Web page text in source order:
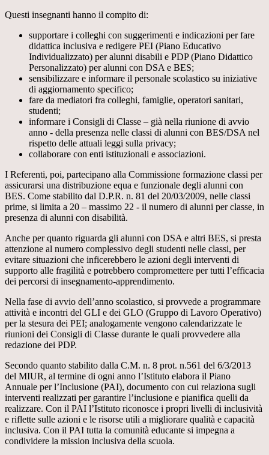
Questi insegnanti hanno il compito di:
supportare i colleghi con suggerimenti e indicazioni per fare
didattica inclusiva e redigere PEI (Piano Educativo
Individualizzato) per alunni disabili e PDP (Piano Didattico
Personalizzato) per alunni con DSA e BES;
sensibilizzare e informare il personale scolastico su iniziative
di aggiornamento specifico;
fare da mediatori fra colleghi, famiglie, operatori sanitari,
studenti;
informare i Consigli di Classe – già nella riunione di avvio
anno - della presenza nelle classi di alunni con BES/DSA nel
rispetto delle attuali leggi sulla privacy;
collaborare con enti istituzionali e associazioni.
I Referenti, poi, partecipano alla Commissione formazione classi per
assicurarsi una distribuzione equa e funzionale degli alunni con
BES. Come stabilito dal D.P.R. n. 81 del 20/03/2009, nelle classi
prime, si limita a 20 – massimo 22 - il numero di alunni per classe, in
presenza di alunni con disabilità.
Anche per quanto riguarda gli alunni con DSA e altri BES, si presta
attenzione al numero complessivo degli studenti nelle classi, per
evitare situazioni che inficerebbero le azioni degli interventi di
supporto alle fragilità e potrebbero compromettere per tutti l’efficacia
dei percorsi di insegnamento-apprendimento.
Nella fase di avvio dell’anno scolastico, si provvede a programmare
attività e incontri del GLI e dei GLO (Gruppo di Lavoro Operativo)
per la stesura dei PEI; analogamente vengono calendarizzate le
riunioni dei Consigli di Classe durante le quali provvedere alla
redazione dei PDP.
Secondo quanto stabilito dalla C.M. n. 8 prot. n.561 del 6/3/2013
del MIUR, al termine di ogni anno l’Istituto elabora il Piano
Annuale per l’Inclusione (PAI), documento con cui relaziona sugli
interventi realizzati per garantire l’inclusione e pianifica quelli da
realizzare. Con il PAI l’Istituto riconosce i propri livelli di inclusività
e riflette sulle azioni e le risorse utili a migliorare qualità e capacità
inclusiva. Con il PAI tutta la comunità educante si impegna a
condividere la mission inclusiva della scuola.